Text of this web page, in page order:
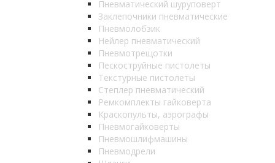
Пневматический шуруповерт
Заклепочники пневматические
Пневмолобзик
Нейлер пневматический
Пневмотрещотки
Пескоструйные пистолеты
Текстурные пистолеты
Степлер пневматический
Ремкомплекты гайковерта
Краскопульты, аэрографы
Пневмогайковерты
Пневмошлифмашины
Пневмодрели